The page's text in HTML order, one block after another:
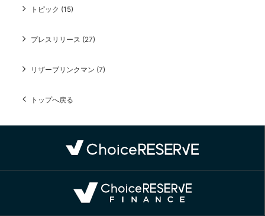
トピック (15)
プレスリリース (27)
リザーブリンクマン (7)
トップへ戻る